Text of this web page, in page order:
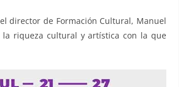
director de Formación Cultural, Manuel
la riqueza cultural y artística con la que